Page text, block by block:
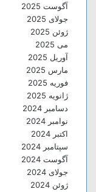
آگوست 2025
جولای 2025
ژوئن 2025
می 2025
آوریل 2025
مارس 2025
فوریه 2025
ژانویه 2025
دسامبر 2024
نوامبر 2024
اکتبر 2024
سپتامبر 2024
آگوست 2024
جولای 2024
ژوئن 2024